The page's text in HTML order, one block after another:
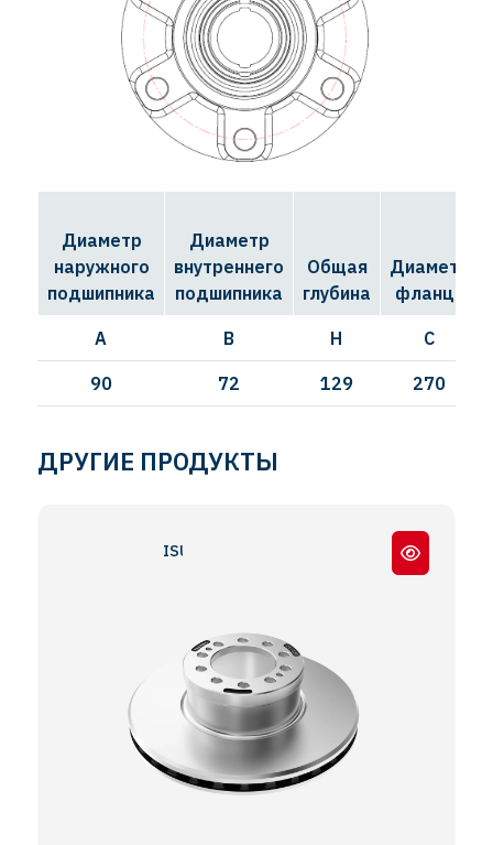
Диаметр
наружного
подшипника
Диаметр
внутреннего
подшипника
Общая
глубина
Диаметр
фланца
A B H C
90 72 129 270
ДРУГИЕ ПРОДУКТЫ
ISUZU CITYBUS